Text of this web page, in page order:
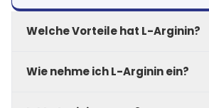
Welche Vorteile hat L-Arginin?
Lebensstils und zur gezielten
Wie nehme ich L-Arginin ein?